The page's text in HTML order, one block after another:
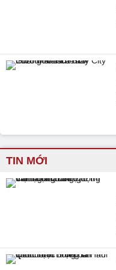
TIN MỚI